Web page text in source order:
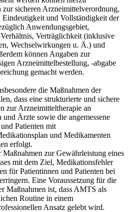
sicheren Arzneimittelverordnung,
und Vollständigkeit der
Anwendungsgebiet,
Verträglichkeit (inklusive
Wechselwirkungen u. Ä.) und
können Angaben zur
Arzneimittelbestellung, -abgabe
gemacht werden.
die Maßnahmen der
dass eine strukturierte und sichere
zur Arzneimitteltherapie an
Ärzte sowie die angemessene
Patienten mit
und Medikamenten
erfolgt.
zur Gewährleistung eines
mit dem Ziel, Medikationsfehler
für Patientinnen und Patienten bei
Eine Voraussetzung für die
Maßnahmen ist, dass AMTS als
Routine in einem
Ansatz gelebt wird.